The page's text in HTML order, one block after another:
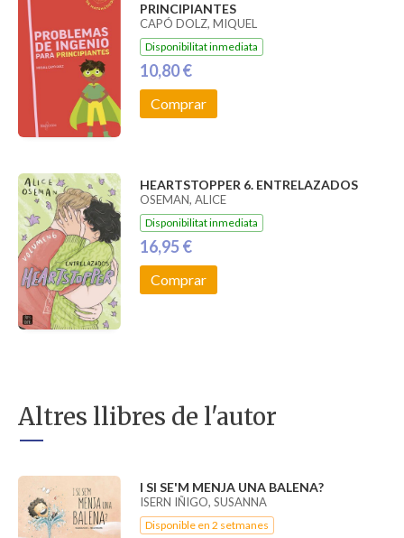
PRINCIPIANTES
CAPÓ DOLZ, MIQUEL
Disponibilitat inmediata
10,80 €
Comprar
HEARTSTOPPER 6. ENTRELAZADOS
OSEMAN, ALICE
Disponibilitat inmediata
16,95 €
Comprar
Altres llibres de l'autor
I SI SE'M MENJA UNA BALENA?
ISERN IÑIGO, SUSANNA
Disponible en 2 setmanes